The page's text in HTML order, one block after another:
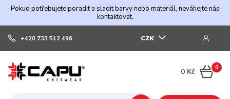
Pokud potřebujete poradit a sladit barvy nebo materiál, neváhejte nás
kontaktovat.
CZK
+420 733 512 496
0
0 Kč